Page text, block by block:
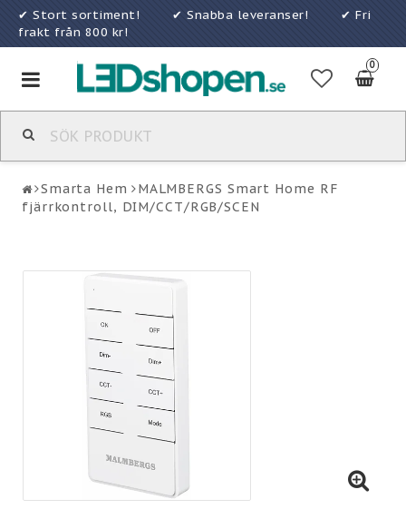
✔ Stort sortiment! ✔ Snabba leveranser! ✔ Fri
frakt från 800 kr!
0
Toggle
navigation
Smarta Hem
MALMBERGS Smart Home RF
fjärrkontroll, DIM/CCT/RGB/SCEN